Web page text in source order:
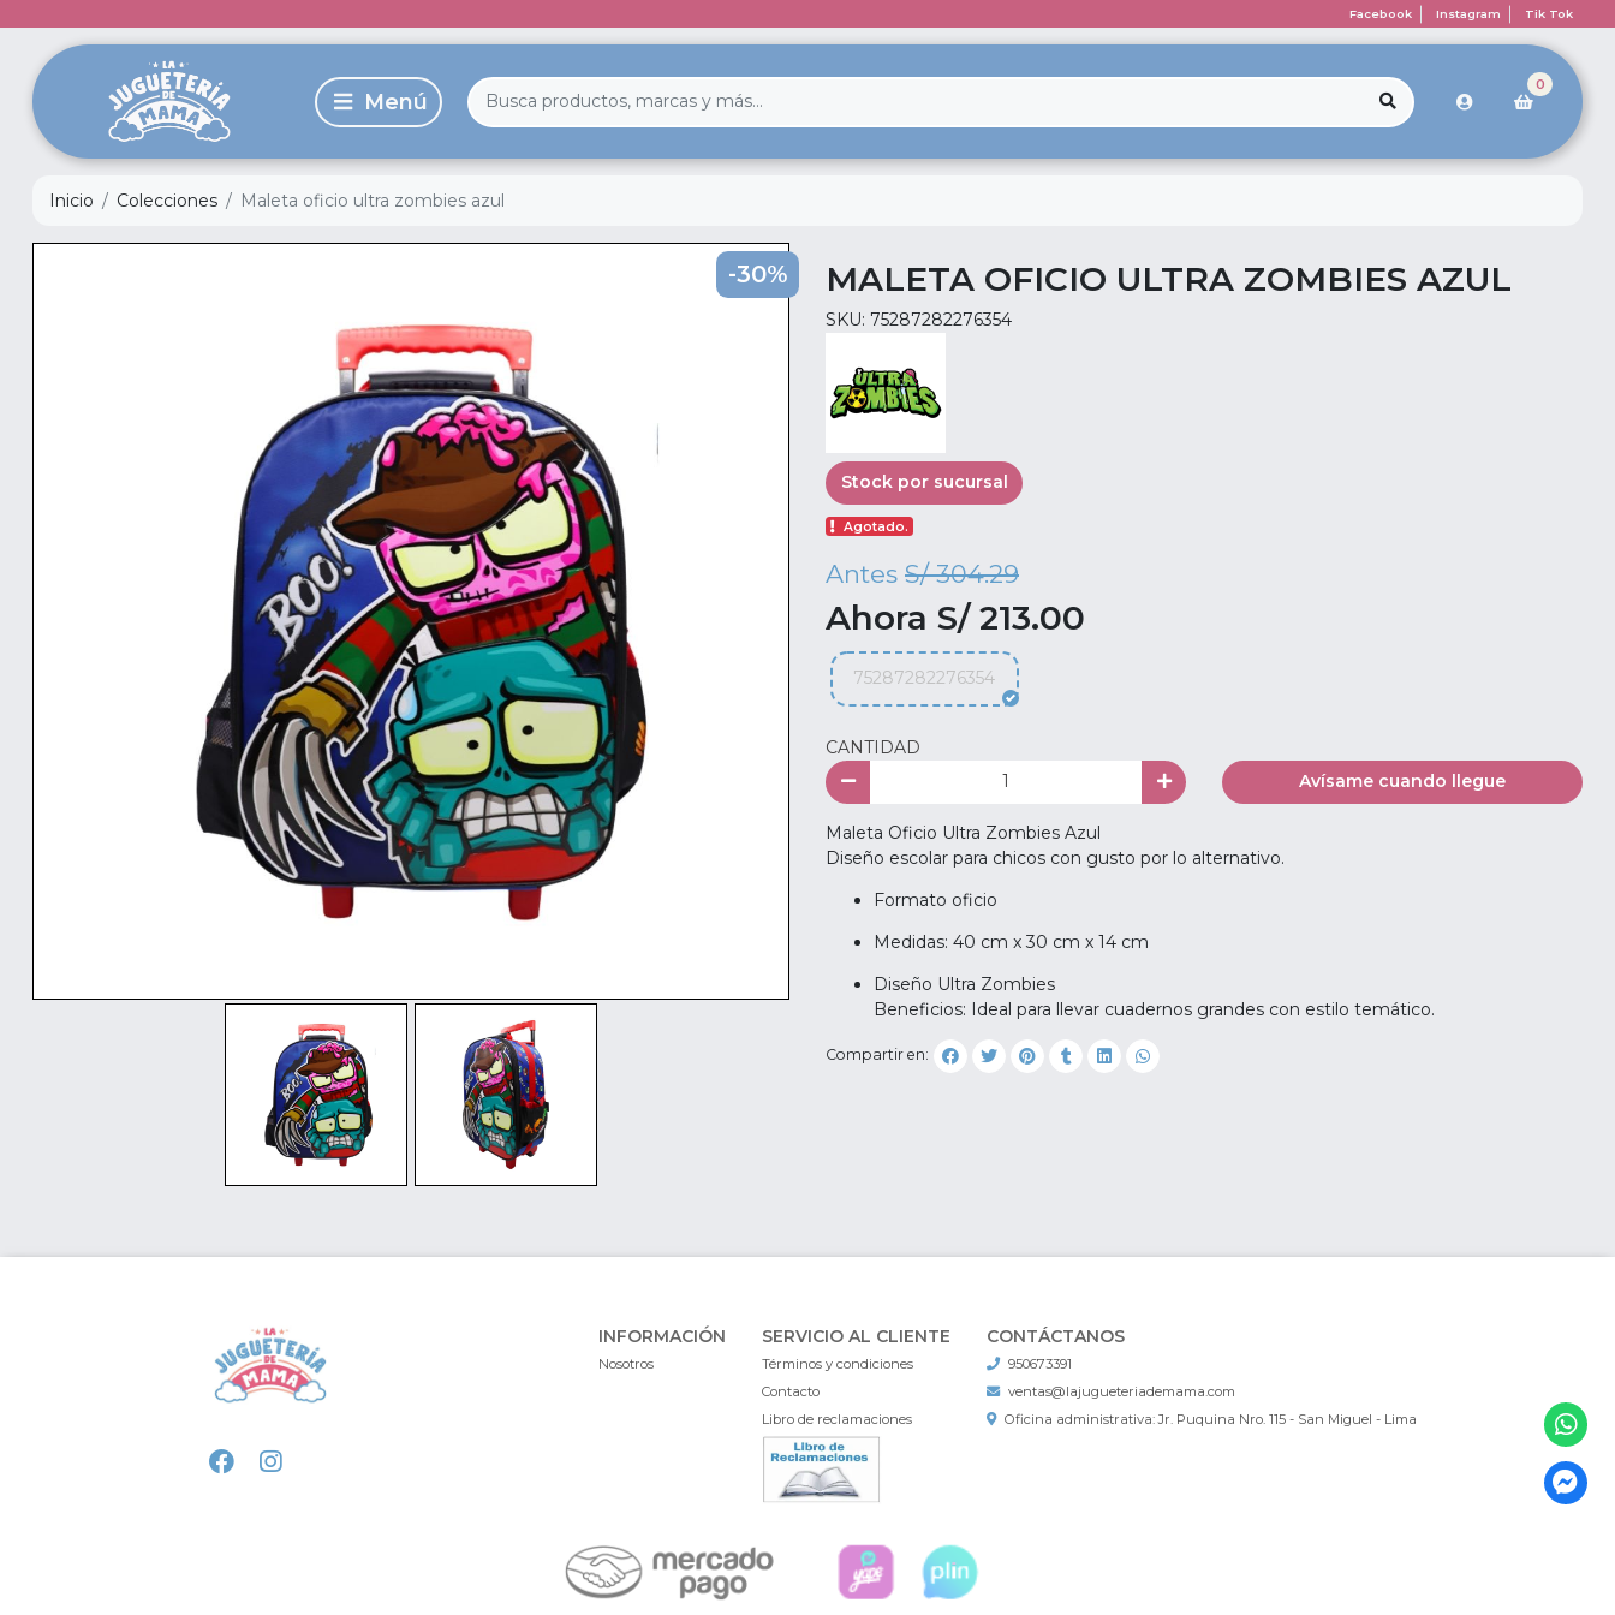
Facebook Instagram Tik Tok
0
Inicio Colecciones Maleta oficio ultra zombies azul
-30% MALETA OFICIO ULTRA ZOMBIES AZUL
SKU: 75287282276354
Stock por sucursal
Agotado.
Antes S/ 304.29
Ahora S/ 213.00
75287282276354
CANTIDAD
Avísame cuando llegue
Maleta Oficio Ultra Zombies Azul
Diseño escolar para chicos con gusto por lo alternativo.
Formato oficio
Medidas: 40 cm x 30 cm x 14 cm
Diseño Ultra Zombies
Beneficios: Ideal para llevar cuadernos grandes con estilo temático.
Compartir en:
INFORMACIÓN
Nosotros
SERVICIO AL CLIENTE
Términos y condiciones
Contacto
Libro de reclamaciones
CONTÁCTANOS
950673391
ventas@lajugueteriademama.com
Oficina administrativa: Jr. Puquina Nro. 115 - San Miguel - Lima